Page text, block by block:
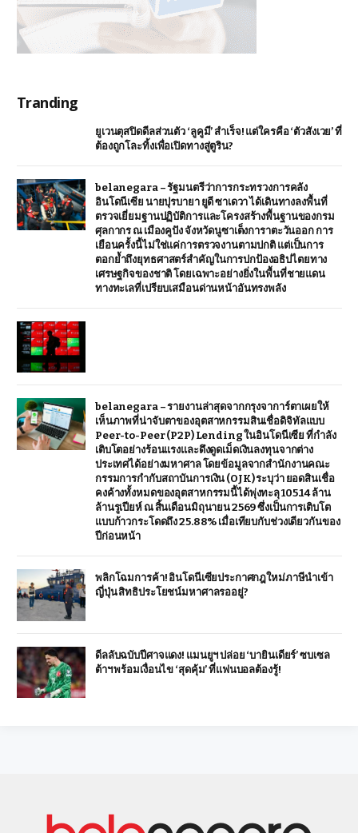
Tranding
ยูเวนตุสปิดดีลส่วนตัว ‘ลูคูมี’ สำเร็จ! แต่ใครคือ ‘ตัวสังเวย’ ที่
ต้องถูกโละทิ้งเพื่อเปิดทางสู่ตูริน?
belanegara – รัฐมนตรีว่าการกระทรวงการคลัง
อินโดนีเซีย นายปุรบายา ยูดี ซาเดวา ได้เดินทางลงพื้นที่
ตรวจเยี่ยมฐานปฏิบัติการและโครงสร้างพื้นฐานของกรม
ศุลกากร ณ เมืองคูปัง จังหวัดนูซาเต็งการาตะวันออก การ
เยือนครั้งนี้ไม่ใช่แค่การตรวจงานตามปกติ แต่เป็นการ
ตอกย้ำถึงยุทธศาสตร์สำคัญในการปกป้องอธิปไตยทาง
เศรษฐกิจของชาติ โดยเฉพาะอย่างยิ่งในพื้นที่ชายแดน
ทางทะเลที่เปรียบเสมือนด่านหน้าอันทรงพลัง
belanegara – รายงานล่าสุดจากกรุงจาการ์ตาเผยให้
เห็นภาพที่น่าจับตาของอุตสาหกรรมสินเชื่อดิจิทัลแบบ
Peer-to-Peer (P2P) Lending ในอินโดนีเซีย ที่กำลัง
เติบโตอย่างร้อนแรงและดึงดูดเม็ดเงินลงทุนจากต่าง
ประเทศได้อย่างมหาศาล โดยข้อมูลจากสำนักงานคณะ
กรรมการกำกับสถาบันการเงิน (OJK) ระบุว่า ยอดสินเชื่อ
คงค้างทั้งหมดของอุตสาหกรรมนี้ได้พุ่งทะลุ 105.14 ล้าน
ล้านรูเปียห์ ณ สิ้นเดือนมิถุนายน 2569 ซึ่งเป็นการเติบโต
แบบก้าวกระโดดถึง 25.88% เมื่อเทียบกับช่วงเดียวกันของ
ปีก่อนหน้า
พลิกโฉมการค้า! อินโดนีเซียประกาศกฎใหม่ภาษีนำเข้า
ญี่ปุ่น สิทธิประโยชน์มหาศาลรออยู่?
ดีลลับฉบับปีศาจแดง! แมนยูฯ ปล่อย ‘บายินเดียร์’ ซบเซล
ต้าฯ พร้อมเงื่อนไข ‘สุดคุ้ม’ ที่แฟนบอลต้องรู้!